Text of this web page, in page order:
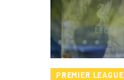
PREMIER LEAGUE